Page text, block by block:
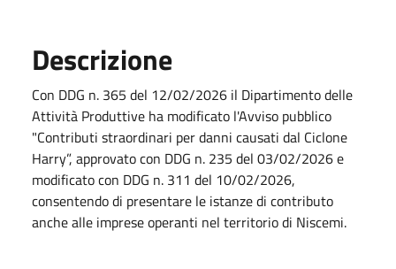
Descrizione
Con DDG n. 365 del 12/02/2026 il Dipartimento delle
Attività Produttive ha modificato l'Avviso pubblico
"Contributi straordinari per danni causati dal Ciclone
Harry”, approvato con DDG n. 235 del 03/02/2026 e
modificato con DDG n. 311 del 10/02/2026,
consentendo di presentare le istanze di contributo
anche alle imprese operanti nel territorio di Niscemi.